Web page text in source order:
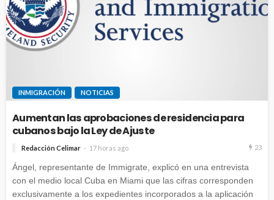
INMIGRACIÓN NOTICIAS
Aumentan las aprobaciones de residencia para
cubanos bajo la Ley de Ajuste
Redacción Celimar 17 horas ago 23
Ángel, representante de Immigrate, explicó en una entrevista
con el medio local Cuba en Miami que las cifras corresponden
exclusivamente a los expedientes incorporados a la aplicación